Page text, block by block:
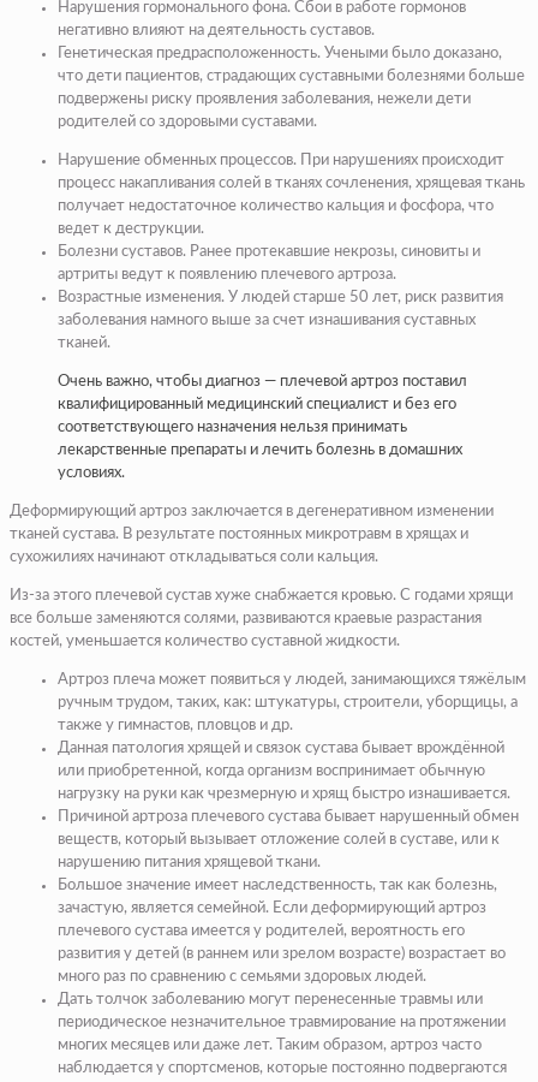
Нарушения гормонального фона. Сбои в работе гормонов
негативно влияют на деятельность суставов.
Генетическая предрасположенность. Учеными было доказано,
что дети пациентов, страдающих суставными болезнями больше
подвержены риску проявления заболевания, нежели дети
родителей со здоровыми суставами.
Нарушение обменных процессов. При нарушениях происходит
процесс накапливания солей в тканях сочленения, хрящевая ткань
получает недостаточное количество кальция и фосфора, что
ведет к деструкции.
Болезни суставов. Ранее протекавшие некрозы, синовиты и
артриты ведут к появлению плечевого артроза.
Возрастные изменения. У людей старше 50 лет, риск развития
заболевания намного выше за счет изнашивания суставных
тканей.
Очень важно, чтобы диагноз — плечевой артроз поставил
квалифицированный медицинский специалист и без его
соответствующего назначения нельзя принимать
лекарственные препараты и лечить болезнь в домашних
условиях.
Деформирующий артроз заключается в дегенеративном изменении
тканей сустава. В результате постоянных микротравм в хрящах и
сухожилиях начинают откладываться соли кальция.
Из-за этого плечевой сустав хуже снабжается кровью. С годами хрящи
все больше заменяются солями, развиваются краевые разрастания
костей, уменьшается количество суставной жидкости.
Артроз плеча может появиться у людей, занимающихся тяжёлым
ручным трудом, таких, как: штукатуры, строители, уборщицы, а
также у гимнастов, пловцов и др.
Данная патология хрящей и связок сустава бывает врождённой
или приобретенной, когда организм воспринимает обычную
нагрузку на руки как чрезмерную и хрящ быстро изнашивается.
Причиной артроза плечевого сустава бывает нарушенный обмен
веществ, который вызывает отложение солей в суставе, или к
нарушению питания хрящевой ткани.
Большое значение имеет наследственность, так как болезнь,
зачастую, является семейной. Если деформирующий артроз
плечевого сустава имеется у родителей, вероятность его
развития у детей (в раннем или зрелом возрасте) возрастает во
много раз по сравнению с семьями здоровых людей.
Дать толчок заболеванию могут перенесенные травмы или
периодическое незначительное травмирование на протяжении
многих месяцев или даже лет. Таким образом, артроз часто
наблюдается у спортсменов, которые постоянно подвергаются